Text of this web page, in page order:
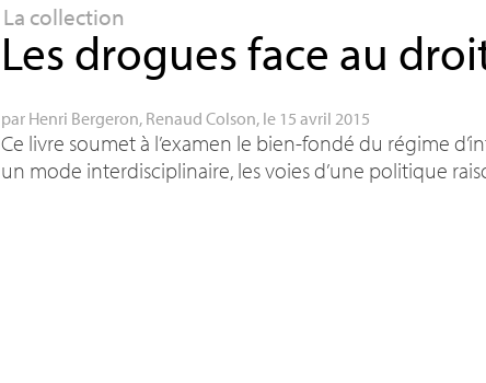
La collection
Les drogues face au
par Henri Bergeron, Renaud Colson, le 15 avril 2015
Ce livre soumet à l’examen le bien-fondé du régime
un mode interdisciplinaire, les voies d’une politique